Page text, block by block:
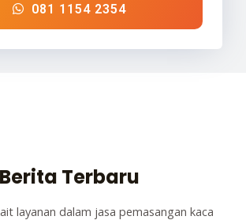
081 1154 2354
Berita Terbaru
layanan dalam jasa pemasangan kaca